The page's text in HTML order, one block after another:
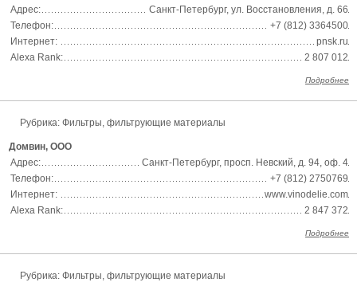
Адрес:
Санкт-Петербург, ул. Восстановления, д. 66
Телефон:
+7 (812) 3364500
Интернет:
pnsk.ru
Alexa Rank:
2 807 012
Подробнее
Рубрика: Фильтры, фильтрующие материалы
Домвин, ООО
Адрес:
Санкт-Петербург, просп. Невский, д. 94, оф. 4
Телефон:
+7 (812) 2750769
Интернет:
www.vinodelie.com
Alexa Rank:
2 847 372
Подробнее
Рубрика: Фильтры, фильтрующие материалы